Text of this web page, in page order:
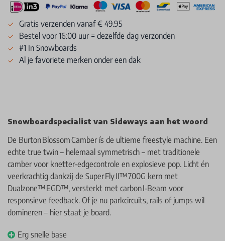
Gratis verzenden vanaf € 49.95
Bestel voor 16:00 uur = dezelfde dag verzonden
#1 In Snowboards
Al je favoriete merken onder een dak
Snowboardspecialist van Sideways aan het woord
De Burton Blossom Camber ís de ultieme freestyle machine. Een
echte true twin – helemaal symmetrisch – met traditionele
camber voor knetter‑edgecontrole en explosieve pop. Licht én
veerkrachtig dankzij de Super Fly II™ 700G kern met
Dualzone™ EGD™, versterkt met carbon I‑Beam voor
responsieve feedback. Of je nu parkcircuits, rails of jumps wil
domineren – hier staat je board.
Erg snelle base